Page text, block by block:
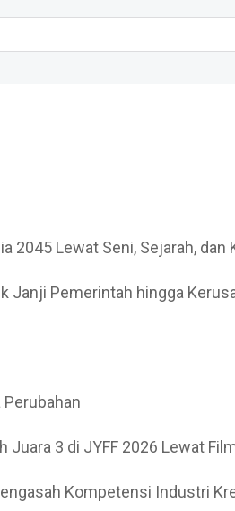
2045 Lewat Seni, Sejarah, dan
Janji Pemerintah hingga
3 di JYFF 2026 Lewat
Kompetensi Industri